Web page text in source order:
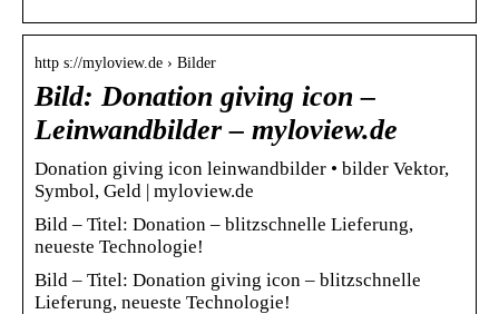
http s://myloview.de › Bilder
Bild: Donation giving icon –
Leinwandbilder – myloview.de
Donation giving icon leinwandbilder • bilder Vektor,
Symbol, Geld | myloview.de
Bild – Titel: Donation – blitzschnelle Lieferung,
neueste Technologie!
Bild – Titel: Donation giving icon – blitzschnelle
Lieferung, neueste Technologie!